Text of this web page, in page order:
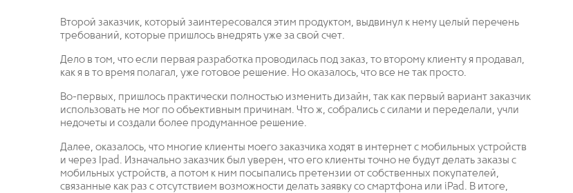
Второй заказчик, который заинтересовался этим продуктом, выдвинул к нему целый перечень
требований, которые пришлось внедрять уже за свой счет.
Дело в том, что если первая разработка проводилась под заказ, то второму клиенту я продавал,
как я в то время полагал, уже готовое решение. Но оказалось, что все не так просто.
Во-первых, пришлось практически полностью изменить дизайн, так как первый вариант заказчик
использовать не мог по объективным причинам. Что ж, собрались с силами и переделали, учли
недочеты и создали более продуманное решение.
Далее, оказалось, что многие клиенты моего заказчика ходят в интернет с мобильных устройств
и через Ipad. Изначально заказчик был уверен, что его клиенты точно не будут делать заказы с
мобильных устройств, а потом к ним посыпались претензии от собственных покупателей,
связанные как раз с отсутствием возможности делать заявку со смартфона или iPad. В итоге,